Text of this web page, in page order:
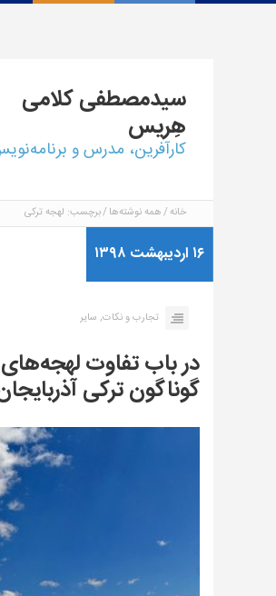
سیدمصطفیکلامی
هِریس
کارآفرین، مدرس و
خانه همه نوشته‌ها برچسب: لهجه ترکی
۱۶ اردیبهشت ۱۳۹۸
تجارب و نکات, سایر
در باب تفاوت لهجه‌های
گوناگون ترکی